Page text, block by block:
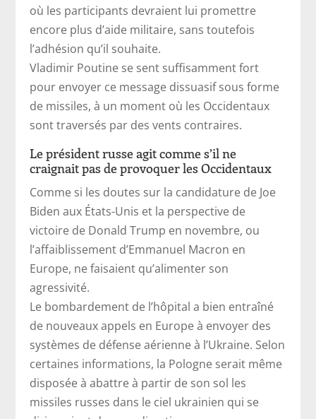
où les participants devraient lui promettre
encore plus d’aide militaire, sans toutefois
l’adhésion qu’il souhaite.
Vladimir Poutine se sent suffisamment fort
pour envoyer ce message dissuasif sous forme
de missiles, à un moment où les Occidentaux
sont traversés par des vents contraires.
Le président russe agit comme s’il ne
craignait pas de provoquer les Occidentaux
Comme si les doutes sur la candidature de Joe
Biden aux États-Unis et la perspective de
victoire de Donald Trump en novembre, ou
l’affaiblissement d’Emmanuel Macron en
Europe, ne faisaient qu’alimenter son
agressivité.
Le bombardement de l’hôpital a bien entraîné
de nouveaux appels en Europe à envoyer des
systèmes de défense aérienne à l’Ukraine. Selon
certaines informations, la Pologne serait même
disposée à abattre à partir de son sol les
missiles russes dans le ciel ukrainien qui se